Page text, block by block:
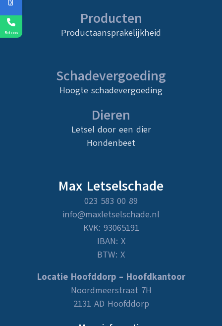
Producten
Productaansprakelijkheid
Schadevergoeding
Hoogte schadevergoeding
Dieren
Letsel door een dier
Hondenbeet
Max Letselschade
023 583 00 89
info@maxletselschade.nl
KVK: 93065191
IBAN: X
BTW: X
Locatie Hoofddorp – Hoofdkantoor
Noordmeerstraat 7H
2131 AD Hoofddorp
Bel ons